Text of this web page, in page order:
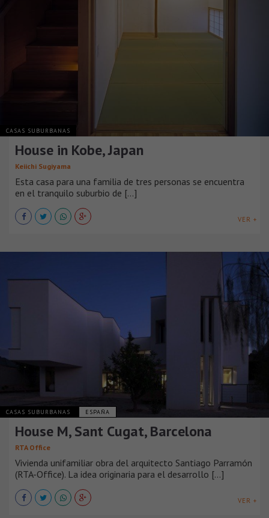
CASAS SUBURBANAS
House in Kobe, Japan
Keiichi Sugiyama
Esta casa para una familia de tres personas se encuentra
en el tranquilo suburbio de [...]
VER +
CASAS SUBURBANAS ESPAÑA
House M, Sant Cugat, Barcelona
RTA Office
Vivienda unifamiliar obra del arquitecto Santiago Parramón
(RTA-Office). La idea originaria para el desarrollo [...]
VER +